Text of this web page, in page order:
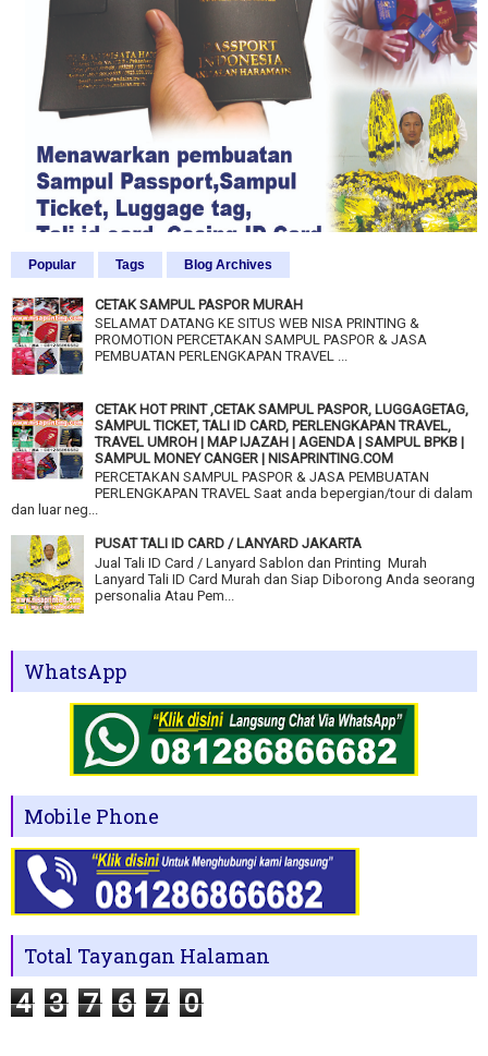
Popular Tags Blog Archives
CETAK SAMPUL PASPOR MURAH
SELAMAT DATANG KE SITUS WEB NISA PRINTING &
PROMOTION PERCETAKAN SAMPUL PASPOR & JASA
PEMBUATAN PERLENGKAPAN TRAVEL ...
CETAK HOT PRINT ,CETAK SAMPUL PASPOR, LUGGAGETAG,
SAMPUL TICKET, TALI ID CARD, PERLENGKAPAN TRAVEL,
TRAVEL UMROH | MAP IJAZAH | AGENDA | SAMPUL BPKB |
SAMPUL MONEY CANGER | NISAPRINTING.COM
PERCETAKAN SAMPUL PASPOR & JASA PEMBUATAN
PERLENGKAPAN TRAVEL Saat anda bepergian/tour di dalam
dan luar neg...
PUSAT TALI ID CARD / LANYARD JAKARTA
Jual Tali ID Card / Lanyard Sablon dan Printing Murah
Lanyard Tali ID Card Murah dan Siap Diborong Anda seorang
personalia Atau Pem...
WhatsApp
Mobile Phone
Total Tayangan Halaman
4 3 7 6 7 0